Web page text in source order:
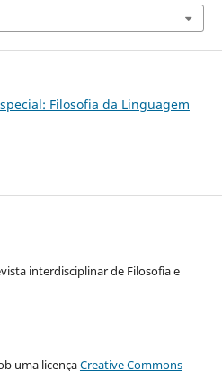
Filosofia da Linguagem
interdisciplinar de Filosofia e
uma licençaCreative Commons